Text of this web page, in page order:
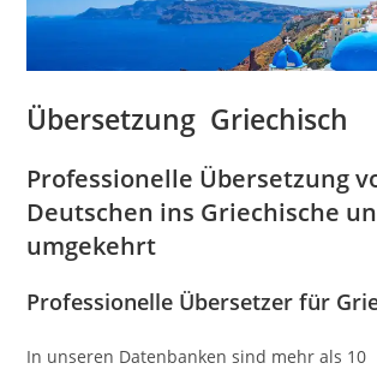
Übersetzung Griechisch
Professionelle Übersetzung
Deutschen ins Griechische
umgekehrt
Professionelle Übersetzer für
In unseren Datenbanken sind mehr als 10